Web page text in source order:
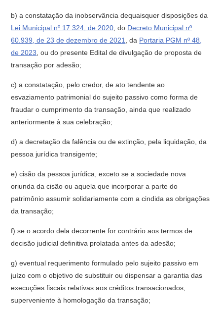
b) a constatação da inobservância dequaisquer disposições da
Lei Municipal nº 17.324, de 2020 , do Decreto Municipal nº
60.939, de 23 de dezembro de 2021
, da Portaria PGM nº 48,
de 2023 , ou do presente Edital de divulgação de proposta de
transação por adesão;
c) a constatação, pelo credor, de ato tendente ao
esvaziamento patrimonial do sujeito passivo como forma de
fraudar o cumprimento da transação, ainda que realizado
anteriormente à sua celebração;
d) a decretação da falência ou de extinção, pela liquidação, da
pessoa jurídica transigente;
e) cisão da pessoa jurídica, exceto se a sociedade nova
oriunda da cisão ou aquela que incorporar a parte do
patrimônio assumir solidariamente com a cindida as obrigações
da transação;
f) se o acordo dela decorrente for contrário aos termos de
decisão judicial definitiva prolatada antes da adesão;
g) eventual requerimento formulado pelo sujeito passivo em
juízo com o objetivo de substituir ou dispensar a garantia das
execuções fiscais relativas aos créditos transacionados,
superveniente à homologação da transação;